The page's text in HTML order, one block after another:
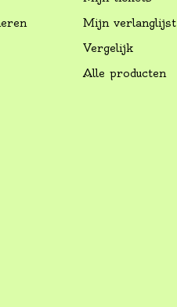
Mijn verlanglijst
Vergelijk
Alle producten